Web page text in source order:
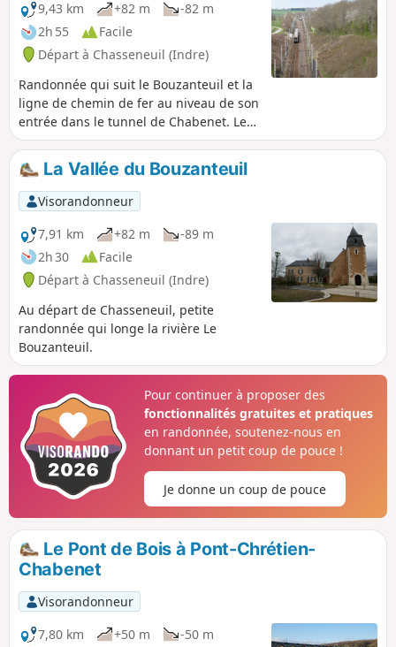
9,43 km +82 m
-82 m
2h 55
Facile
Départ à Chasseneuil (Indre)
Randonnée qui suit le Bouzanteuil et la
ligne de chemin de fer au niveau de son
entrée dans le tunnel de Chabenet. Le
départ se fait sur la place de l'église de
Chasseneuil.
La Vallée du Bouzanteuil
Visorandonneur
7,91 km
+82 m
-89 m
2h 30
Facile
Départ à Chasseneuil (Indre)
Au départ de Chasseneuil, petite
randonnée qui longe la rivière Le
Bouzanteuil.
Pour continuer à proposer des
fonctionnalités gratuites et pratiques
en randonnée, soutenez-nous en
donnant un petit coup de pouce !
Je donne un coup de pouce
Le Pont de Bois à Pont-Chrétien-
Chabenet
Visorandonneur
7,80 km
+50 m
-50 m